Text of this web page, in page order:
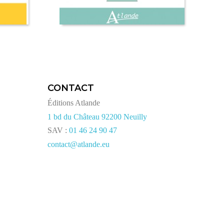
CONTACT
Éditions Atlande
1 bd du Château 92200 Neuilly
SAV :01 46 24 90 47
contact@atlande.eu